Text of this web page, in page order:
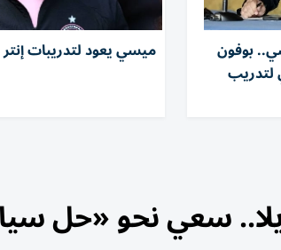
بوفون ميسي يعود لتدريبات
سعي نحو «حل